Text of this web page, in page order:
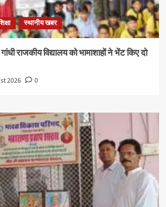
स्थानीय खबर
राजकीय विद्यालय को भामाशाहों ने भेंट किए दो
2026 0